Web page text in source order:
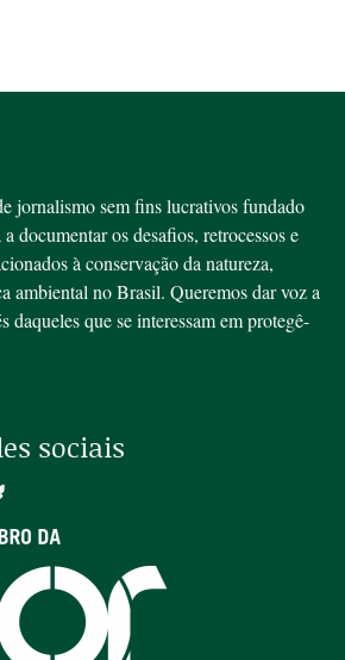
jornalismo sem fins lucrativos fundado
documentar os desafios, retrocessos e
à conservação da natureza,
ambiental no Brasil. Queremos dar voz a
daqueles que se interessam em protegê-
sociais